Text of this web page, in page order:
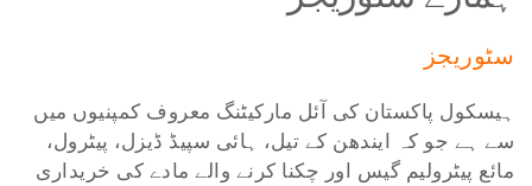
سٹوریجز
ہیسکول پاکستان کی آئل مارکیٹنگ معروف کمپنیوں میں
سے ہے جو کہ ایندھن کے تیل، ہائی سپیڈ ڈیزل، پیٹرول،
مائع پیٹرولیم گیس اور چکنا کرنے والے مادے کی خریداری